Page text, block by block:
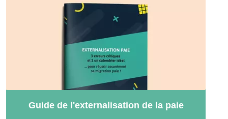
Guide de l'externalisation de la paie